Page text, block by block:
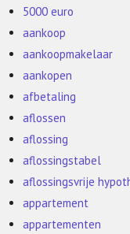
5000 euro
aankoop
aankoopmakelaar
aankopen
afbetaling
aflossen
aflossing
aflossingstabel
aflossingsvrije
appartement
appartementen